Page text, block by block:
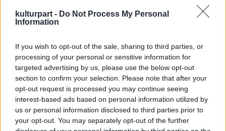
kulturpart - Do Not Process My Personal
Information
If you wish to opt-out of the sale, sharing to third parties, or
processing of your personal or sensitive information for
targeted advertising by us, please use the below opt-out
section to confirm your selection. Please note that after your
opt-out request is processed you may continue seeing
interest-based ads based on personal information utilized by
us or personal information disclosed to third parties prior to
your opt-out. You may separately opt-out of the further
partnerének lenni, ugyanis az átlagos néző
személyességből táplálkoznak és inponáló
spontaneitással érkeznek, játéka egyszerre
hasonlítható lobogó tűzhöz és mélységes
óceánhoz. Vigyázat! Könnyű beleszeretni.
A film